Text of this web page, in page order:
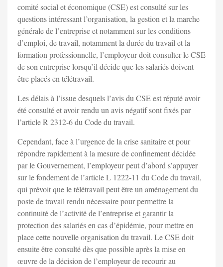
comité social et économique (CSE) est consulté sur les
questions intéressant l’organisation, la gestion et la marche
générale de l’entreprise et notamment sur les conditions
d’emploi, de travail, notamment la durée du travail et la
formation professionnelle, l’employeur doit consulter le CSE
de son entreprise lorsqu’il décide que les salariés doivent
être placés en télétravail.
Les délais à l’issue desquels l’avis du CSE est réputé avoir
été consulté et avoir rendu un avis négatif sont fixés par
l’article R 2312-6 du Code du travail.
Cependant, face à l’urgence de la crise sanitaire et pour
répondre rapidement à la mesure de confinement décidée
par le Gouvernement, l’employeur peut d’abord s’appuyer
sur le fondement de l’article L 1222-11 du Code du travail,
qui prévoit que le télétravail peut être un aménagement du
poste de travail rendu nécessaire pour permettre la
continuité de l’activité de l’entreprise et garantir la
protection des salariés en cas d’épidémie, pour mettre en
place cette nouvelle organisation du travail. Le CSE doit
ensuite être consulté dès que possible après la mise en
œuvre de la décision de l’employeur de recourir au